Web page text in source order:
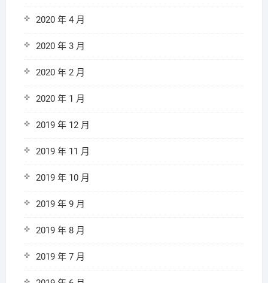
2020 年 4 月
2020 年 3 月
2020 年 2 月
2020 年 1 月
2019 年 12 月
2019 年 11 月
2019 年 10 月
2019 年 9 月
2019 年 8 月
2019 年 7 月